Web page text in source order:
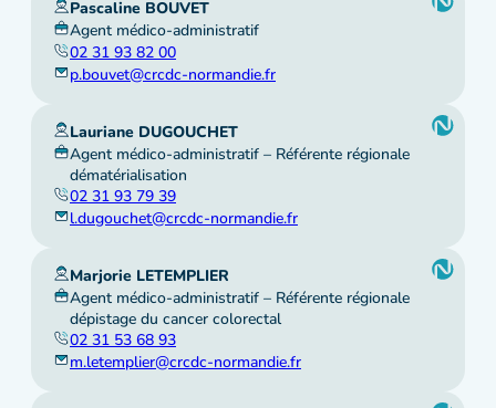
Pascaline BOUVET
Agent médico-administratif
02 31 93 82 00
p.bouvet@crcdc-normandie.fr
Lauriane DUGOUCHET
Agent médico-administratif – Référente régionale
dématérialisation
02 31 93 79 39
l.dugouchet@crcdc-normandie.fr
Marjorie LETEMPLIER
Agent médico-administratif – Référente régionale
dépistage du cancer colorectal
02 31 53 68 93
m.letemplier@crcdc-normandie.fr